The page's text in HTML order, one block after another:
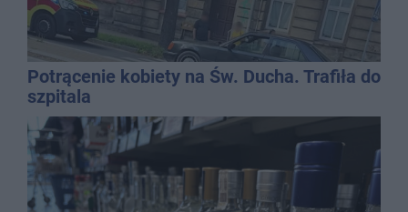
Potrącenie kobiety na Św. Ducha. Trafiła do
szpitala